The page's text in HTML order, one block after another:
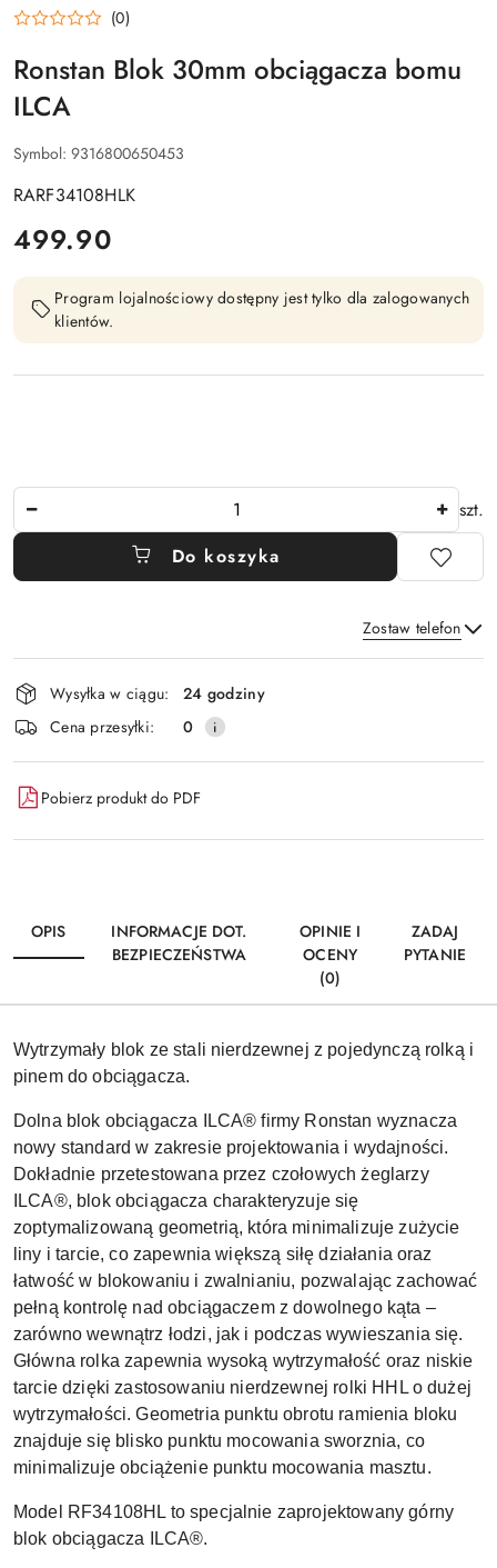
(0)
Ronstan Blok 30mm obciągacza bomu
ILCA
Symbol: 9316800650453
RARF34108HLK
cena:
499.90
Program lojalnościowy dostępny jest tylko dla zalogowanych
klientów.
szt.
Do koszyka
Zostaw telefon
Wyślij
Dostępność
i
dostawa
Wysyłka w ciągu:
24 godziny
Cena przesyłki:
0
Pobierz produkt do PDF
OPIS
INFORMACJE DOT.
BEZPIECZEŃSTWA
OPINIE I
OCENY
(0)
ZADAJ
PYTANIE
Wytrzymały blok ze stali nierdzewnej z pojedynczą rolką i
pinem do obciągacza.
Dolna blok obciągacza ILCA® firmy Ronstan wyznacza
nowy standard w zakresie projektowania i wydajności.
Dokładnie przetestowana przez czołowych żeglarzy
ILCA®, blok obciągacza charakteryzuje się
zoptymalizowaną geometrią, która minimalizuje zużycie
liny i tarcie, co zapewnia większą siłę działania oraz
łatwość w blokowaniu i zwalnianiu, pozwalając zachować
pełną kontrolę nad obciągaczem z dowolnego kąta –
zarówno wewnątrz łodzi, jak i podczas wywieszania się.
Główna rolka zapewnia wysoką wytrzymałość oraz niskie
tarcie dzięki zastosowaniu nierdzewnej rolki HHL o dużej
wytrzymałości. Geometria punktu obrotu ramienia bloku
znajduje się blisko punktu mocowania sworznia, co
minimalizuje obciążenie punktu mocowania masztu.
Model RF34108HL to specjalnie zaprojektowany górny
blok obciągacza ILCA®.